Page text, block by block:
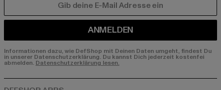
ANMELDEN
Informationen dazu, wie DefShop mit Deinen Daten umgeht, findest Du
in unserer Datenschutzerklärung. Du kannst Dich jederzeit kostenfei
abmelden. Datenschutzerklärung lesen.